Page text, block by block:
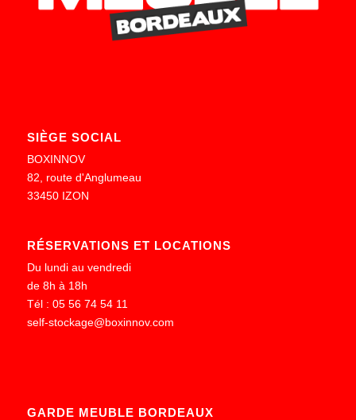
SIÈGE SOCIAL
BOXINNOV
82, route d'Anglumeau
33450 IZON
RÉSERVATIONS ET LOCATIONS
Du lundi au vendredi
de 8h à 18h
Tél : 05 56 74 54 11
self-stockage@boxinnov.com
GARDE MEUBLE BORDEAUX